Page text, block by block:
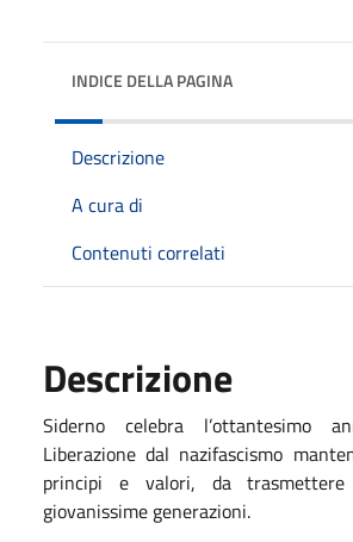
INDICE DELLA PAGINA
Descrizione
A cura di
Contenuti correlati
Descrizione
Siderno celebra l’ottantesimo
Liberazione dal nazifascismo
principi e valori, da
giovanissime generazioni.